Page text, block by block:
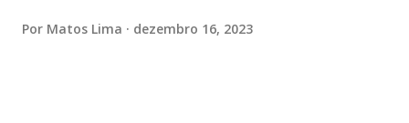
Por Matos Lima dezembro 16, 2023